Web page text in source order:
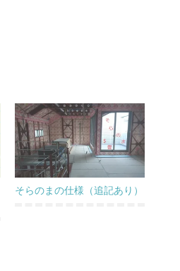
そらのまの仕様（追記あり）